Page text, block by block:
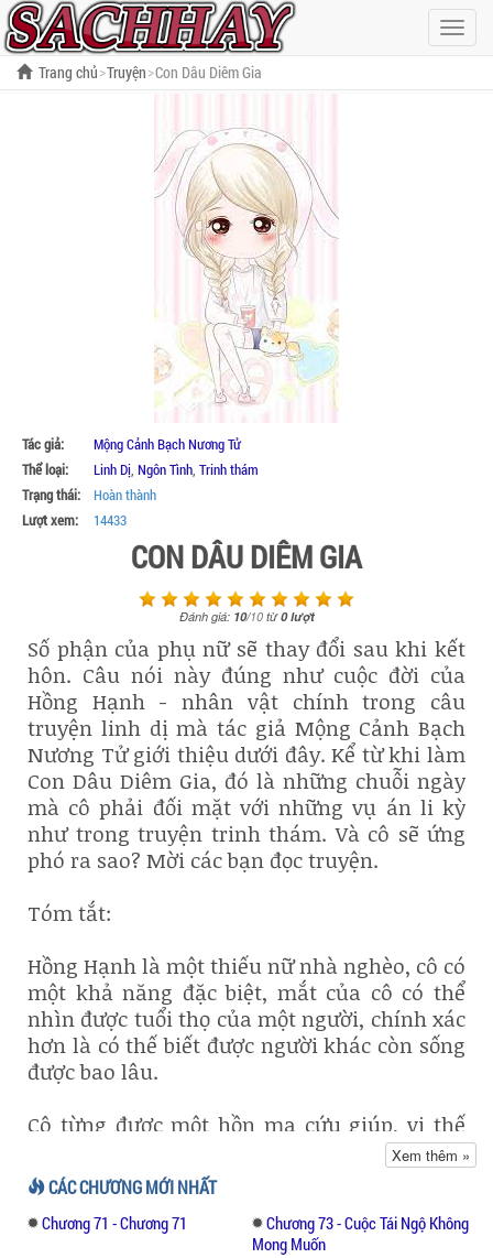
Hiện
menu
Trang chủ Truyện Con Dâu Diêm Gia
Tác giả:
Mộng Cảnh Bạch Nương Tử
Thể loại:
Linh Dị, Ngôn Tình, Trinh thám
Trạng thái:
Hoàn thành
Lượt xem:
14433
CON DÂU DIÊM GIA
Đánh giá: 10/10từ0lượt
Số phận của phụ nữ sẽ thay đổi sau khi kết
hôn. Câu nói này đúng như cuộc đời của
Hồng Hạnh - nhân vật chính trong câu
truyện linh dị mà tác giả Mộng Cảnh Bạch
Nương Tử giới thiệu dưới đây. Kể từ khi làm
Con Dâu Diêm Gia, đó là những chuỗi ngày
mà cô phải đối mặt với những vụ án li kỳ
như trong truyện trinh thám. Và cô sẽ ứng
phó ra sao? Mời các bạn đọc truyện.
Tóm tắt:
Hồng Hạnh là một thiếu nữ nhà nghèo, cô có
một khả năng đặc biệt, mắt của cô có thể
nhìn được tuổi thọ của một người, chính xác
hơn là có thế biết được người khác còn sống
được bao lâu.
Cô từng được một hồn ma cứu giúp, vi thế
mà cô chấp nhận làm dâu một gia đình giàu
có để trả ơn.
Không ngờ đây lại là một bước ngoặc thay
Xem thêm »
CÁC CHƯƠNG MỚI NHẤT
Chương 71 - Chương 71
Chương 73 - Cuộc Tái Ngộ Không
Mong Muốn